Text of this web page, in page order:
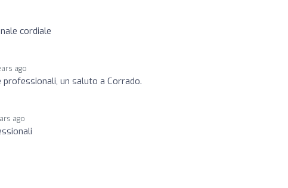
cordiale
ago
professionali, un saluto a Corrado.
ago